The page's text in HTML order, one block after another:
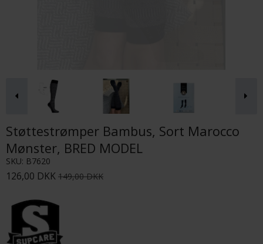
Støttestrømper Bambus, Sort Marocco
Mønster, BRED MODEL
SKU: B7620
126,00 DKK 149,00 DKK